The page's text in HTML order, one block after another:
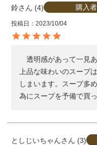
鈴 4 購入者
投稿日 2023/10/04
透明感があって一見
上品な味わいのスープ
しまいます。スープ多
為にスープを予備で買
としじいちゃん 3